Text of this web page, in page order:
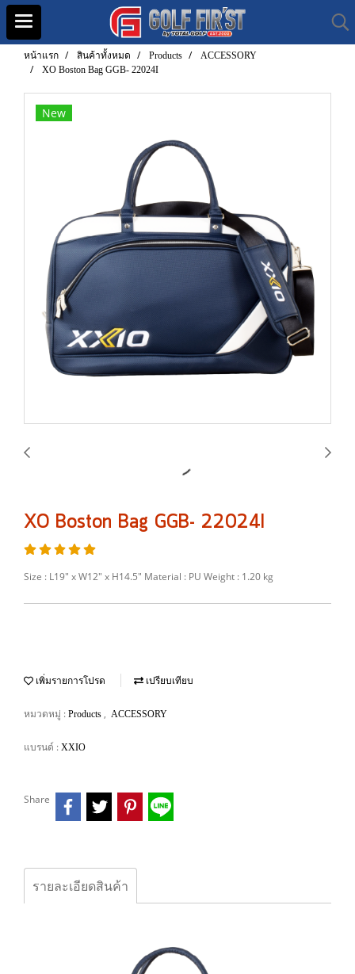
หน้าแรก สินค้าทั้งหมด Products
ACCESSORY
XO Boston Bag GGB- 22024I
New
XO Boston Bag GGB- 22024I
Size : L19″ x W12″ x H14.5″ Material : PU Weight : 1.20 kg
เพิ่มรายการโปรด เปรียบเทียบ
หมวดหมู่ : Products , ACCESSORY
แบรนด์ : XXIO
Share
รายละเอียดสินค้า